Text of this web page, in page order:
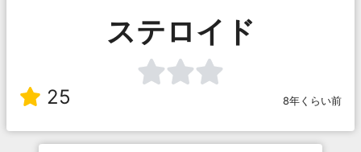
ステロイド
25 8年くらい前